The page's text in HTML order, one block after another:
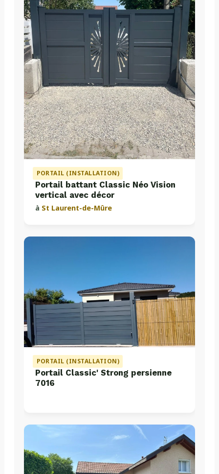
PORTAIL (INSTALLATION)
Portail battant Classic Néo Vision
vertical avec décor
à St Laurent-de-Mûre
PORTAIL (INSTALLATION)
Portail Classic' Strong persienne
7016